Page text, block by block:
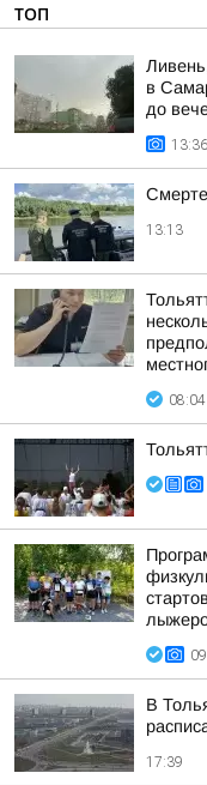
ТОП
в
до
13:36
13:13
08:04
В
17:39